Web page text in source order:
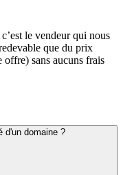
le vendeur qui nous
que du prix
offre) sans aucuns frais
d'un domaine ?